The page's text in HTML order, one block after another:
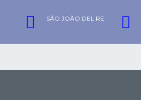
SÃO JOÃO DEL REI